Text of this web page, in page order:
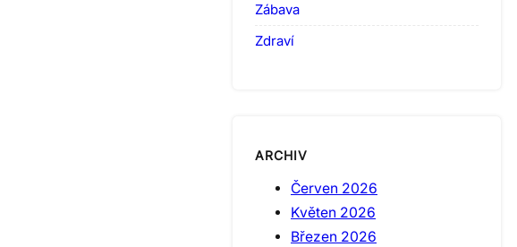
Zábava
Zdraví
ARCHIV
Červen 2026
Květen 2026
Březen 2026